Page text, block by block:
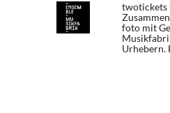
twotickets
foto mit
Urhebern.